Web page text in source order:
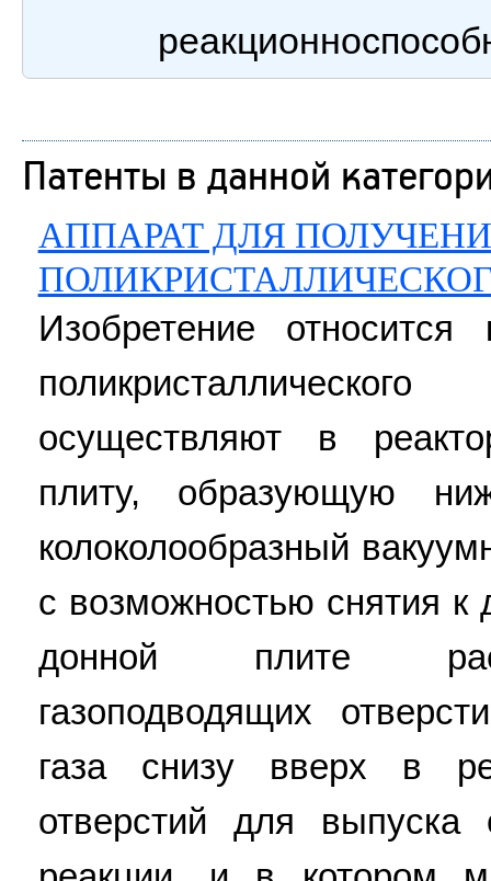
Патенты в данной
АППАРАТ ДЛЯ
Изобретение относится
осуществляют в
плиту, образующую
колоколообразный
с возможностью снятия к
донной плите
газоподводящих
газа снизу вверх в
отверстий для выпуска